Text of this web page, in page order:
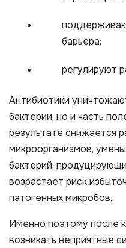
барьера;
регулируют
Антибиотики
бактерии, но и часть
результате снижается
микроорганизмов,
бактерий,
возрастает риск
патогенных микробов.
Именно поэтому после
возникать неприятные